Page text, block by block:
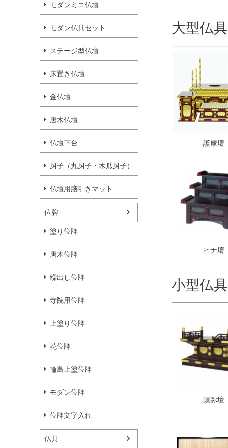
モダンミニ仏壇
モダン仏具セット
ステージ型仏壇
床置き仏壇
金仏壇
唐木仏壇
仏壇下台
厨子（丸厨子・木瓜厨子）
仏壇用膳引きマット
位牌
塗り位牌
唐木位牌
繰出し位牌
寺院用位牌
上塗り位牌
花位牌
輪島上塗位牌
モダン位牌
位牌文字入れ
仏具
大型仏具
護摩壇
ヒナ壇
小型仏具
須弥壇